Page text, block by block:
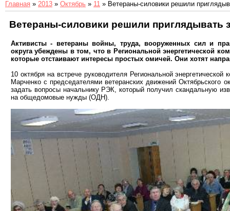
Главная » 2013 » Октябрь » 11 » Ветераны-силовики решили
Ветераны-силовики решили приглядывать
Активисты - ветераны войны, труда, вооруженных сил и
округа убеждены в том, что в Региональной энергетической
которые отстаивают интересы простых омичей. Они хотят
10 октября на встрече руководителя Региональной
Марченко с председателями ветеранских движений Октябрьского
задать вопросы начальнику РЭК, который получил скандальную
на общедомовые нужды (ОДН).